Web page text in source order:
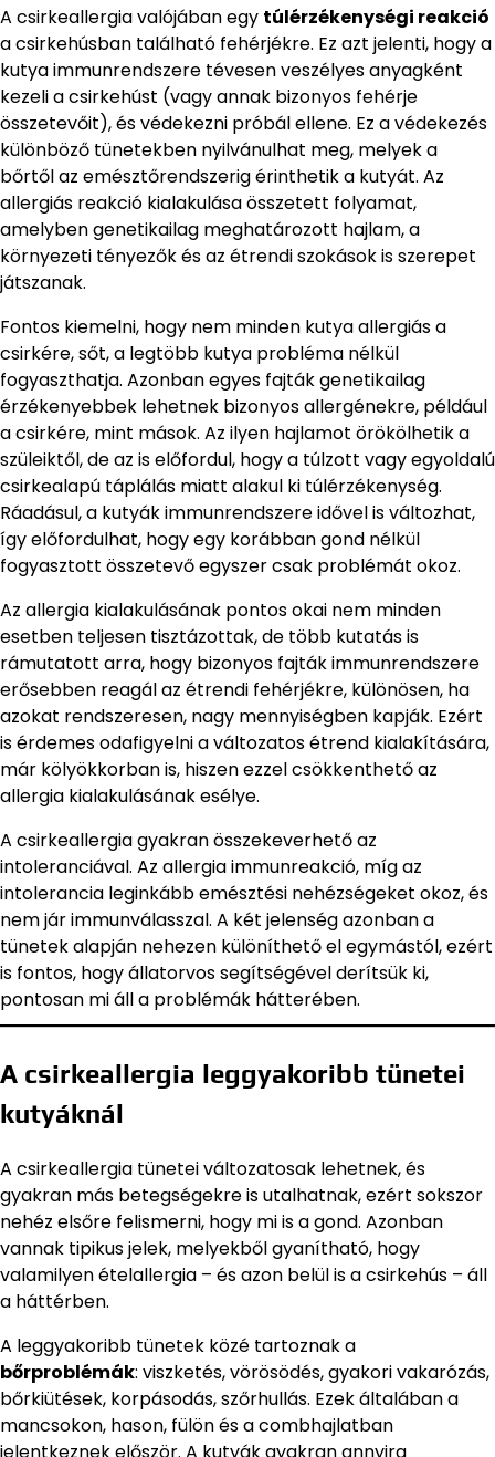
A csirkeallergia valójában egy túlérzékenységi reakció
a csirkehúsban található fehérjékre. Ez azt jelenti, hogy a
kutya immunrendszere tévesen veszélyes anyagként
kezeli a csirkehúst (vagy annak bizonyos fehérje
összetevőit), és védekezni próbál ellene. Ez a védekezés
különböző tünetekben nyilvánulhat meg, melyek a
bőrtől az emésztőrendszerig érinthetik a kutyát. Az
allergiás reakció kialakulása összetett folyamat,
amelyben genetikailag meghatározott hajlam, a
környezeti tényezők és az étrendi szokások is szerepet
játszanak.
Fontos kiemelni, hogy nem minden kutya allergiás a
csirkére, sőt, a legtöbb kutya probléma nélkül
fogyaszthatja. Azonban egyes fajták genetikailag
érzékenyebbek lehetnek bizonyos allergénekre, például
a csirkére, mint mások. Az ilyen hajlamot örökölhetik a
szüleiktől, de az is előfordul, hogy a túlzott vagy egyoldalú
csirkealapú táplálás miatt alakul ki túlérzékenység.
Ráadásul, a kutyák immunrendszere idővel is változhat,
így előfordulhat, hogy egy korábban gond nélkül
fogyasztott összetevő egyszer csak problémát okoz.
Az allergia kialakulásának pontos okai nem minden
esetben teljesen tisztázottak, de több kutatás is
rámutatott arra, hogy bizonyos fajták immunrendszere
erősebben reagál az étrendi fehérjékre, különösen, ha
azokat rendszeresen, nagy mennyiségben kapják. Ezért
is érdemes odafigyelni a változatos étrend kialakítására,
már kölyökkorban is, hiszen ezzel csökkenthető az
allergia kialakulásának esélye.
A csirkeallergia gyakran összekeverhető az
intoleranciával. Az allergia immunreakció, míg az
intolerancia leginkább emésztési nehézségeket okoz, és
nem jár immunválasszal. A két jelenség azonban a
tünetek alapján nehezen különíthető el egymástól, ezért
is fontos, hogy állatorvos segítségével derítsük ki,
pontosan mi áll a problémák hátterében.
A csirkeallergia leggyakoribb tünetei
kutyáknál
A csirkeallergia tünetei változatosak lehetnek, és
gyakran más betegségekre is utalhatnak, ezért sokszor
nehéz elsőre felismerni, hogy mi is a gond. Azonban
vannak tipikus jelek, melyekből gyanítható, hogy
valamilyen ételallergia – és azon belül is a csirkehús – áll
a háttérben.
A leggyakoribb tünetek közé tartoznak a
bőrproblémák: viszketés, vörösödés, gyakori vakarózás,
bőrkiütések, korpásodás, szőrhullás. Ezek általában a
mancsokon, hason, fülön és a combhajlatban